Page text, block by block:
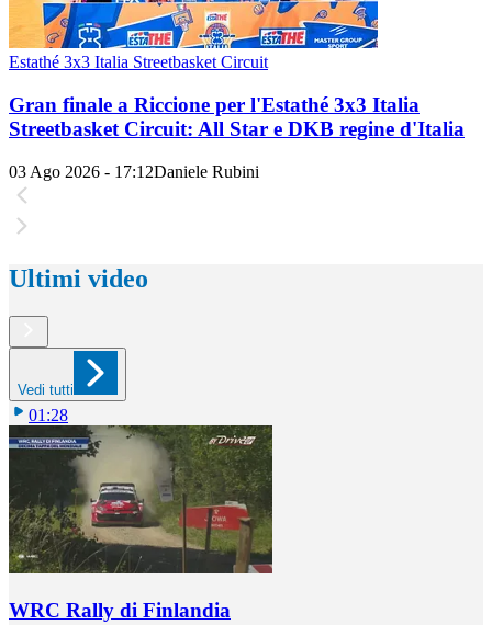
Estathé 3x3 Italia Streetbasket Circuit
Gran finale a Riccione per l'Estathé 3x3 Italia
Streetbasket Circuit: All Star e DKB regine d'Italia
03 Ago 2026 - 17:12Daniele Rubini
Ultimi video
Vedi tutti
01:28
WRC Rally di Finlandia